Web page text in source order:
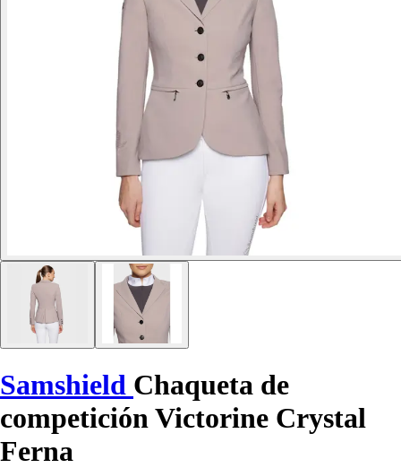
Samshield Chaqueta de
competición Victorine Crystal
Ferna